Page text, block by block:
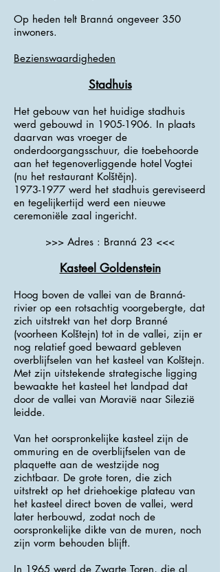
Op heden telt Branná ongeveer 350
inwoners.
Bezienswaardigheden
Stadhuis
Het gebouw van het huidige stadhuis
werd gebouwd in 1905-1906. In plaats
daarvan was vroeger de
onderdoorgangsschuur, die toebehoorde
aan het tegenoverliggende hotel Vogtei
(nu het restaurant Kolštějn).
1973-1977 werd het stadhuis gereviseerd
en tegelijkertijd werd een nieuwe
ceremoniële zaal ingericht.
>>> Adres : Branná 23 <<<
Kasteel Goldenstein
Hoog boven de vallei van de Branná-
rivier op een rotsachtig voorgebergte, dat
zich uitstrekt van het dorp Branné
(voorheen Kolštejn) tot in de vallei, zijn er
nog relatief goed bewaard gebleven
overblijfselen van het kasteel van Kolštejn.
Met zijn uitstekende strategische ligging
bewaakte het kasteel het landpad dat
door de vallei van Moravië naar Silezië
leidde.
Van het oorspronkelijke kasteel zijn de
ommuring en de overblijfselen van de
plaquette aan de westzijde nog
zichtbaar. De grote toren, die zich
uitstrekt op het driehoekige plateau van
het kasteel direct boven de vallei, werd
later herbouwd, zodat noch de
oorspronkelijke dikte van de muren, noch
zijn vorm behouden blijft.
In 1965 werd de Zwarte Toren, die al